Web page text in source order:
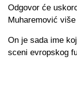
Odgovor će
Muharemović
On je sada ime
sceni evropskog